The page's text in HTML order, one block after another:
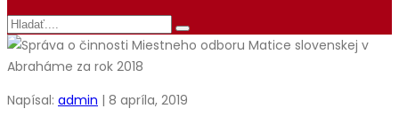
Napísal: admin | 8 apríla, 2019